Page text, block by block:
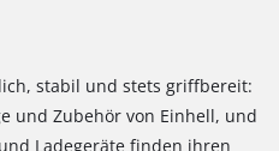
stabil und stets griffbereit:
und Zubehör von Einhell, und
Ladegeräte finden ihren